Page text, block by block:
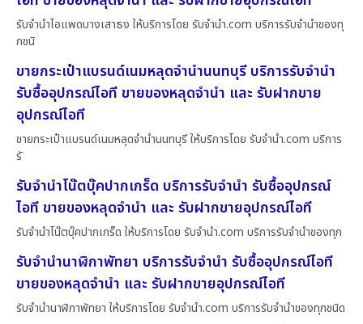
รับจำนำไอแพดบางเสาธง ให้บริการโดย รับจํานํา.com บริการรับจำนำของทุ
กชนิ
ขายกระเป๋าแบรนด์เนมหลุดจำนำนนทบุรี บริการรับจำนำ
รับซื้ออุปกรณ์ไอที ขายของหลุดจำนำ และ รับฝากขาย
อุปกรณ์ไอที
ขายกระเป๋าแบรนด์เนมหลุดจำนำนนทบุรี ให้บริการโดย รับจํานํา.com บริการ
รั
รับจำนำโน๊ตบุ๊คปากเกร็ด บริการรับจำนำ รับซื้ออุปกรณ์
ไอที ขายของหลุดจำนำ และ รับฝากขายอุปกรณ์ไอที
รับจำนำโน๊ตบุ๊คปากเกร็ด ให้บริการโดย รับจํานํา.com บริการรับจำนำของทุก
รับจำนำนาฬิกาพัทยา บริการรับจำนำ รับซื้ออุปกรณ์ไอที
ขายของหลุดจำนำ และ รับฝากขายอุปกรณ์ไอที
รับจำนำนาฬิกาพัทยา ให้บริการโดย รับจํานํา.com บริการรับจำนำของทุกชนิด